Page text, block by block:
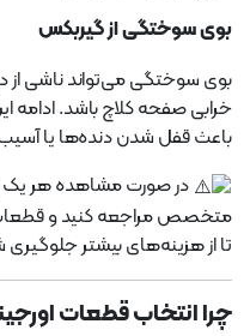
بوی سوختگی از گیربکس
بوی سوختگی می‌تواند ناشی از
خرابی صفحه کلاچ باشد.
باعث قفل شدن دنده‌ها یا
در صورت مشاهده هر یک از
متخصص مراجعه کنید و قطعات
تا از هزینه‌های بیشتر
چرا انتخاب قطعات